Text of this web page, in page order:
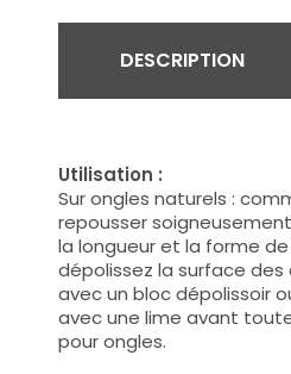
DESCRIPTION
Utilisation :
Sur ongles naturels :
repousser
la longueur et la forme
dépolissez la surface des
avec un bloc dépolissoir
avec une lime avant
pour ongles.